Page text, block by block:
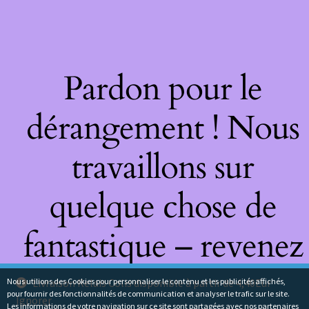
Livraison Relais Colis disponible à partir de 4,40Eur
Ignorer
Pardon pour le
dérangement ! Nous
travaillons sur
quelque chose de
fantastique – revenez
bientôt !
Nous utilions des Cookies pour personnaliser le contenu et les publicités affichés,
pour fournir des fonctionnalités de communication et analyser le trafic sur le site.
Les informations de votre navigation sur ce site sont partagées avec nos partenaires